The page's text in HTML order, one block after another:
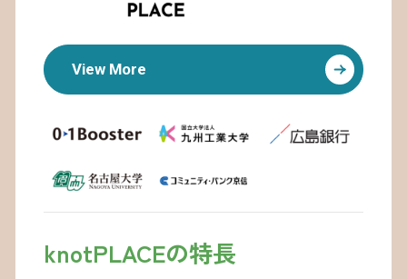
View More
knotPLACEの特長